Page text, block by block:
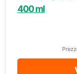
400 ml